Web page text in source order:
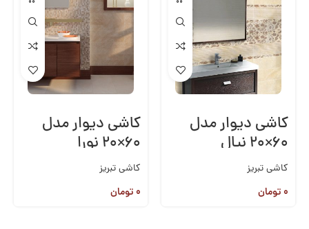
کاشی دیوار مدل
۶۰×۲۰ نپال
کاشی تبریز
۰تومان
کاشی دیوار مدل
۶۰×۲۰ نورا
کاشی تبریز
۰تومان